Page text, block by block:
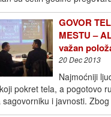
GOVOR
MESTU –
važan
20 Dec 2013
Najmoćniji
pokret tela, a pogotovo
sagovorniku i javnosti.